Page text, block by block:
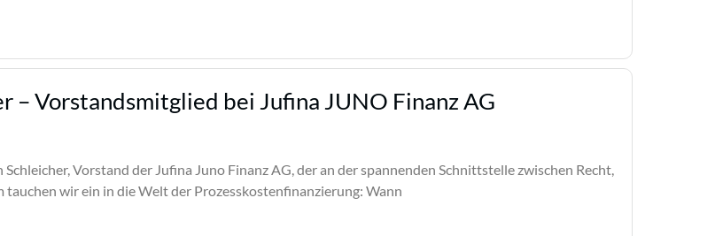
– Vorstandsmitglied bei Jufina JUNO Finanz AG
Vorstand der Jufina Juno Finanz AG, der an der spannenden Schnittstelle zwischen Recht,
wir ein in die Welt der Prozesskostenfinanzierung: Wann